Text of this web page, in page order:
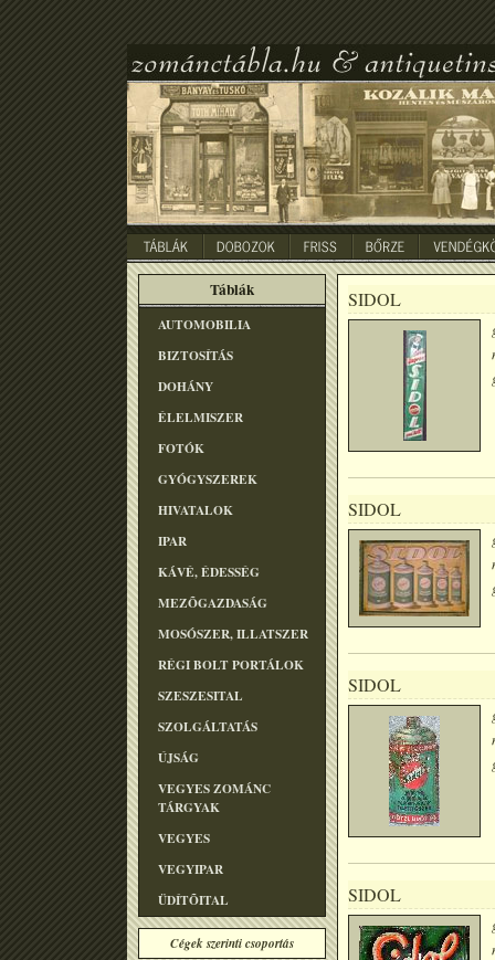
Táblák
AUTOMOBILIA
BIZTOSÍTÁS
DOHÁNY
ÉLELMISZER
FOTÓK
GYÓGYSZEREK
HIVATALOK
IPAR
KÁVÉ, ÉDESSÉG
MEZÕGAZDASÁG
MOSÓSZER, ILLATSZER
RÉGI BOLT PORTÁLOK
SZESZESITAL
SZOLGÁLTATÁS
ÚJSÁG
VEGYES ZOMÁNC
TÁRGYAK
VEGYES
VEGYIPAR
ÜDÍTÕITAL
Cégek szerinti csoportás
SIDOL
SIDOL
SIDOL
SIDOL